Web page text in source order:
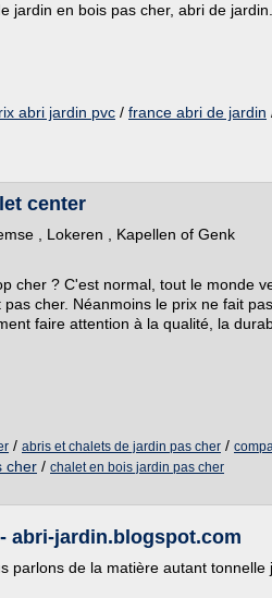
jardin en bois pas cher, abri de jardin...
abri jardin pvc / france abri de jardin
center
, Lokeren , Kapellen of Genk
cher ? C'est normal, tout le monde
cher. Néanmoins le prix ne fait
faire attention à la qualité, la
/ abris et chalets de jardin pas cher /
cher / chalet en bois jardin pas cher
abri-jardin.blogspot.com
parlons de la matière autant tonnelle